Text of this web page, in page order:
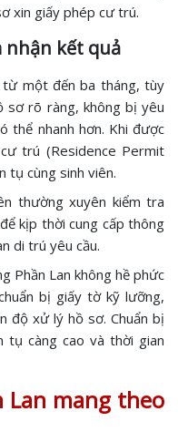
xin giấy phép cư trú.
nhận kết quả
một đến ba tháng, tùy
sơ rõ ràng, không bị yêu
thể nhanh hơn. Khi được
trú (Residence Permit
tụ cùng sinh viên.
thường xuyên kiểm tra
kịp thời cung cấp thông
di trú yêu cầu.
Phần Lan không hề phức
bị giấy tờ kỹ lưỡng,
độ xử lý hồ sơ. Chuẩn bị
tụ càng cao và thời gian
Lan mang theo